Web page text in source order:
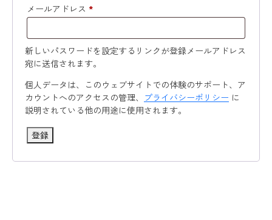
メールアドレス *
新しいパスワードを設定するリンクが登録メールアドレス
宛に送信されます。
個人データは、このウェブサイトでの体験のサポート、ア
カウントへのアクセスの管理、 プライバシーポリシー に
説明されている他の用途に使用されます。
登録